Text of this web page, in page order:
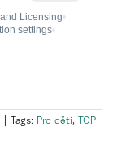
Tags: Pro děti,
TOP